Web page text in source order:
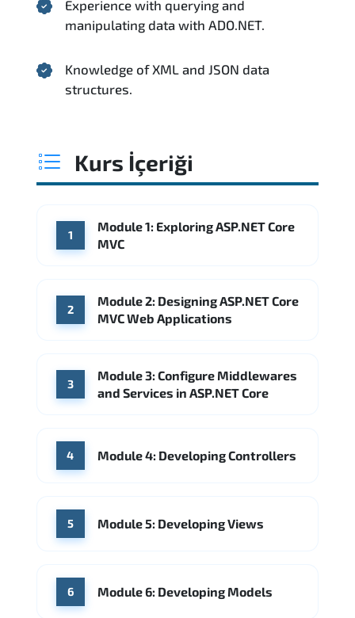
Experience with querying and
manipulating data with ADO.NET.
Knowledge of XML and JSON data
structures.
Kurs İçeriği
1
Module 1: Exploring ASP.NET Core
MVC
2
Module 2: Designing ASP.NET Core
MVC Web Applications
3
Module 3: Configure Middlewares
and Services in ASP.NET Core
4 Module 4: Developing Controllers
5 Module 5: Developing Views
6 Module 6: Developing Models